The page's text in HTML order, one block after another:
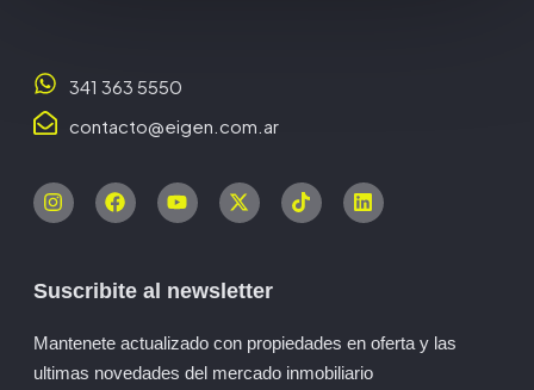
341 363 5550
contacto@eigen.com.ar
Suscribite al newsletter
Mantenete actualizado con propiedades en oferta y las
ultimas novedades del mercado inmobiliario